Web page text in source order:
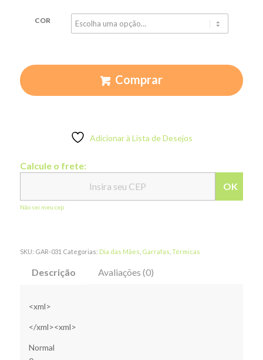
COR
Comprar
Adicionar à Lista de Desejos
Calcule o frete:
OK
Não sei meu cep
SKU: GAR-031 Categorias: Dia das Mães Garrafas Térmicas
Descrição Avaliações (0)
<xml>
</xml><xml>
Normal